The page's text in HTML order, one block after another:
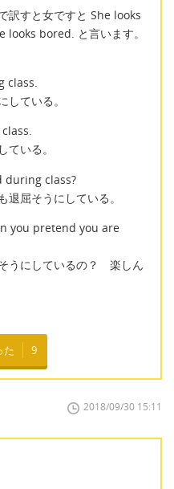
訳すと女ですと She looks
looks bored. と言います。
class.
ている。
いる。
during class?
屈そうにしている。
you pretend you are
うにしているの？ 楽しん
た 9
2018/09/30 15:11